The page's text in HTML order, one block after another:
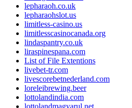
lepharaoh.co.uk
lepharaohslot.us
limitless-casino.us
limitlesscasinocanada.org
lindaspantry.co.uk
liraspinespana.com
List of File Extentions
livebet-tr.com
livescorebetnederland.com
loreleibrewing.beer
lottolandindia.com
lottolandmagyarul.net